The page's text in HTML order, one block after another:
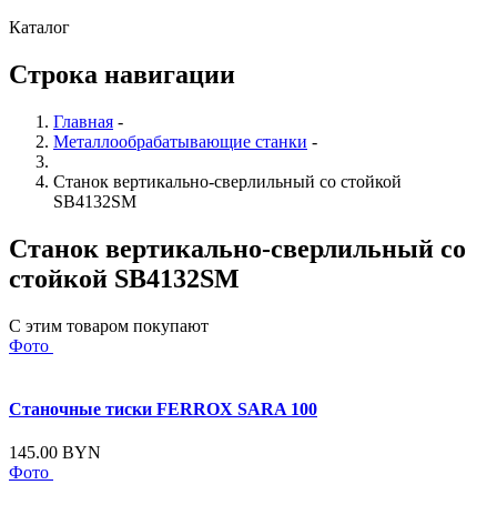
Каталог
Строка навигации
Главная -
Металлообрабатывающие станки -
Станок вертикально-сверлильный со стойкой
SB4132SM
Станок вертикально-сверлильный со
стойкой SB4132SM
С этим товаром покупают
Фото
Станочные тиски FERROX SARA 100
145.00 BYN
Фото